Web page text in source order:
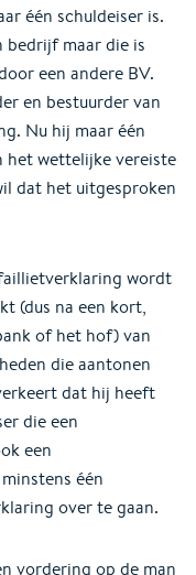
één schuldeiser is.
bedrijf maar die is
een andere BV.
en bestuurder van
Nu hij maar één
het wettelijke vereiste
dat het uitgesproken
wordt
(dus na een kort,
of het hof) van
die aantonen
dat hij heeft
die een
een
één
over te gaan.
vordering op de man